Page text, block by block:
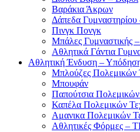
Βαράκια Άκρων
Δάπεδα Γυμναστηρίου
Πινγκ Πονγκ
Μπάλες Γυμναστικής
Αθλητικά Γάντια
Αθλητική Ένδυση –
Μπλούζες Πολεμικών
Μπουφάν
Παπούτσια
Καπέλα Πολεμικών
Αμανικα Πολεμικών
Αθλητικές Φόρμες –